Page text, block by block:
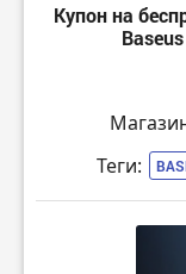
Купон на
Теги: